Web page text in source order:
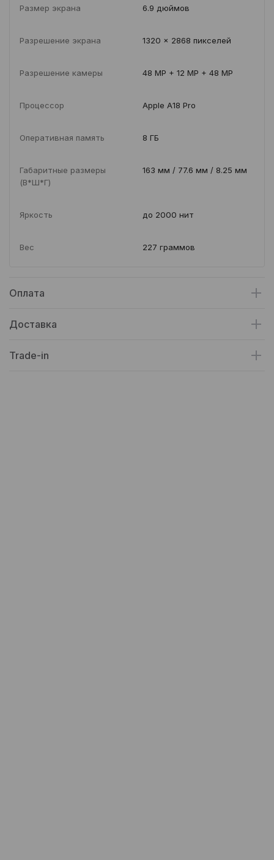
Размер экрана 6.9 дюймов
Разрешение экрана 1320 x 2868 пикселей
Разрешение камеры 48 MP + 12 MP + 48 MP
Процессор Apple A18 Pro
Оперативная память 8 ГБ
Габаритные размеры
(В*Ш*Г)
163 мм / 77.6 мм / 8.25 мм
Яркость до 2000 нит
Вес 227 граммов
Оплата
Доставка
Trade-in